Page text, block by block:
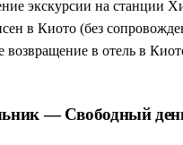
экскурсии на станции
в Киото (без
в отель в
— Свободный